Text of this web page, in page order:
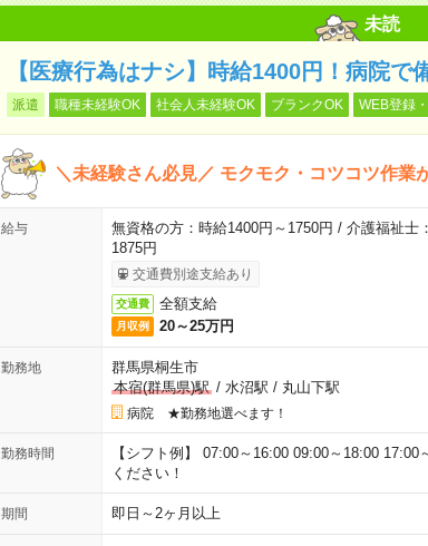
未読
【医療行為はナシ】時給1400円！病院で
派遣 職種未経験OK 社会人未経験OK ブランクOK WEB登録
＼未経験さん必見／ モクモク・コツコツ作業
給与
無資格の方：時給1400円～1750円 / 介護福祉士
1875円
交通費別途支給あり
交通費 全額支給
月収例 20～25万円
勤務地
群馬県桐生市
本宿(群馬県)駅/ 水沼駅 / 丸山下駅
病院 ★勤務地選べます！
勤務時間
【シフト例】 07:00～16:00 09:00～18:00
ください！
期間 即日～2ヶ月以上